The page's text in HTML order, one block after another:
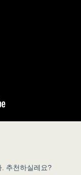
추천하실레요?